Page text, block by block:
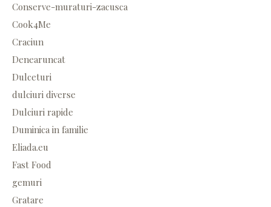
Conserve-muraturi-zacusca
Cook4Me
Craciun
Denearuncat
Dulceturi
dulciuri diverse
Dulciuri rapide
Duminica in familie
Eliada.eu
Fast Food
gemuri
Gratare